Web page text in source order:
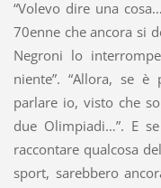
“Volevo dire una
70enne che ancora si
Negroni lo
niente”. “Allora, se
parlare io, visto che
due Olimpiadi…”. E
raccontare qualcosa
sport, sarebbero